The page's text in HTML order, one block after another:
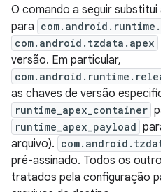
O comando a seguir
para
com.android.tzdata.apex
versão. Em particular,
as chaves de versão
runtime_apex_container
runtime_apex_payload
arquivo).
pré-assinado. Todos os
tratados pela configuração